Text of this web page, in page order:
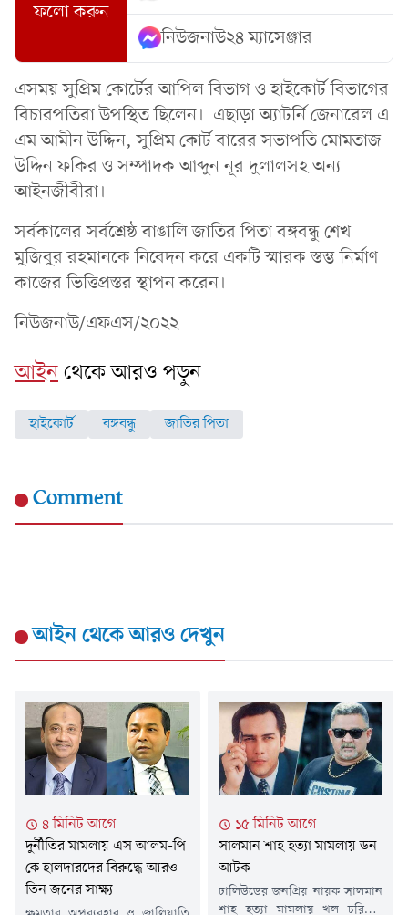
ফলো করুন
নিউজনাউ২৪ ম্যাসেঞ্জার
এসময় সুপ্রিম কোর্টের আপিল বিভাগ ও হাইকোর্ট বিভাগের
বিচারপতিরা উপস্থিত ছিলেন। এছাড়া অ্যাটর্নি জেনারেল এ
এম আমীন উদ্দিন, সুপ্রিম কোর্ট বারের সভাপতি মোমতাজ
উদ্দিন ফকির ও সম্পাদক আব্দুন নূর দুলালসহ অন্য
আইনজীবীরা।
সর্বকালের সর্বশ্রেষ্ঠ বাঙালি জাতির পিতা বঙ্গবন্ধু শেখ
মুজিবুর রহমানকে নিবেদন করে একটি স্মারক স্তম্ভ নির্মাণ
কাজের ভিত্তিপ্রস্তর স্থাপন করেন।
নিউজনাউ/এফএস/২০২২
আইনথেকে আরও পড়ুন
হাইকোর্ট বঙ্গবন্ধু জাতির পিতা
Comment
আইনথেকে আরও দেখুন
৪ মিনিট আগে
দুর্নীতির মামলায় এস আলম-পি
কে হালদারদের বিরুদ্ধে আরও
তিন জনের সাক্ষ্য
১৫ মিনিট আগে
সালমান শাহ হত্যা মামলায় ডন
আটক
ঢালিউডের জনপ্রিয় নায়ক সালমান
শাহ হত্যা মামলায় খল চরিত্রের